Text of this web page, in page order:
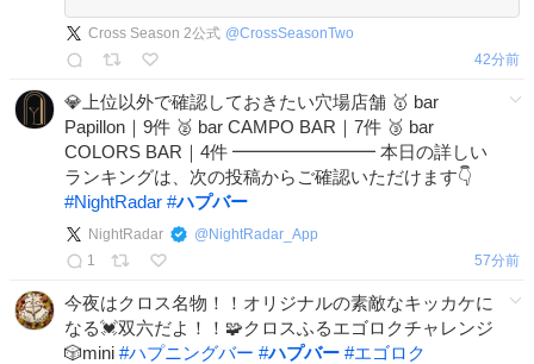
Cross Season 2公式 @CrossSeasonTwo
42分前
💎上位以外で確認しておきたい穴場店舗 🥇 bar
Papillon｜9件 🥈 bar CAMPO BAR｜7件 🥉 bar
COLORS BAR｜4件 ━━━━━━━━ 本日の詳しい
ランキングは、次の投稿からご確認いただけます👇
#NightRadar #ハプバー
NightRadar @ NightRadar_App
1
58分前
今夜はクロス名物！！オリジナルの素敵なキッカケに
なる💓双六だよ！！🧩クロスふるエゴロクチャレンジ
🎲mini #ハプニングバー #ハプバー #エゴロク